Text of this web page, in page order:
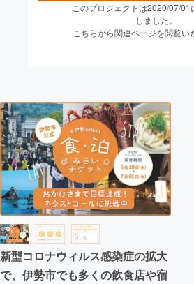
CAMPFIREふるさと納税machi-
このプロジェクトは2020/07/01
しました。
こちらから関連ページを閲覧い
新型コロナウィルス感染症の拡大
で、伊勢市でも多くの飲食店や宿